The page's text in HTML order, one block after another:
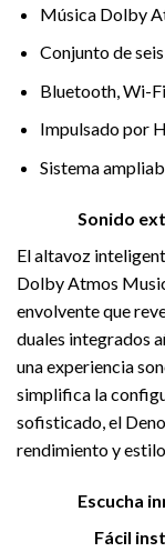
Música Dolby
Conjunto de
Bluetooth, Wi-
Impulsado por
Sistema
Sonido
El altavoz
Dolby Atmos
envolvente que
duales integrados
una experiencia
simplifica la
sofisticado, el
rendimiento y estilo.
Escucha
Fácil